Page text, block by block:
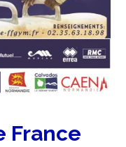
France